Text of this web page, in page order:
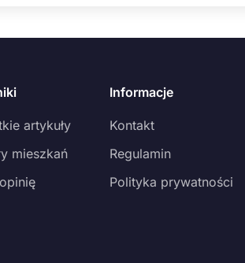
artykuły
mieszkań
Informacje
Kontakt
Regulamin
Polityka prywatności